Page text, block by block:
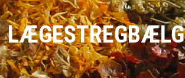
URTEBLANDINGER HESTE
SPECIALBLANDING HEST
LÆGESTREGBÆLG